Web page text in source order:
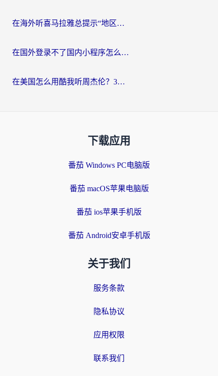
在海外听喜马拉雅总提示“地区限制”？3步轻松解除+听国内音乐全攻略
在国外登录不了国内小程序怎么办？选对回国加速器，轻松解锁国内资源
在美国怎么用酷我听周杰伦？3步搞定海外听歌难题
下载应用
番茄 Windows PC电脑版
番茄 macOS苹果电脑版
番茄 ios苹果手机版
番茄 Android安卓手机版
关于我们
服务条款
隐私协议
应用权限
联系我们